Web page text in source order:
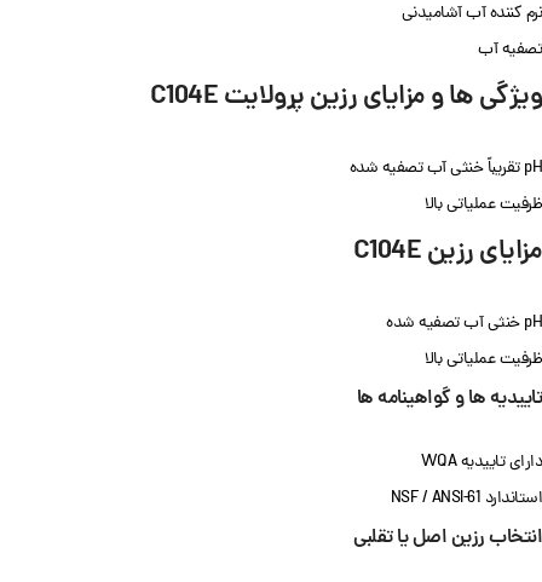
نرم کننده آب آشامیدنی
تصفیه آب
ویژگی ها و مزایای رزین پرولایت C104E
pH تقریباً خنثی آب تصفیه شده
ظرفیت عملیاتی بالا
مزایای رزین C104E
pH خنثی آب تصفیه شده
ظرفیت عملیاتی بالا
تاییدیه ها و گواهینامه ها
دارای تاییدیه WQA
استاندارد NSF / ANSI-61
انتخاب رزین اصل یا تقلبی